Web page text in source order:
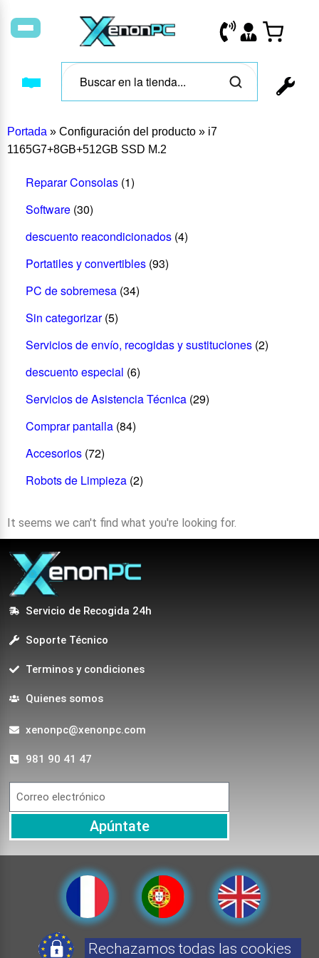
Portada » Configuración del producto » i7
1165G7+8GB+512GB SSD M.2
Reparar Consolas (1)
Software (30)
descuento reacondicionados (4)
Portatiles y convertibles (93)
PC de sobremesa (34)
Sin categorizar (5)
Servicios de envío, recogidas y sustituciones (2)
descuento especial (6)
Servicios de Asistencia Técnica (29)
Comprar pantalla (84)
Accesorios (72)
Robots de Limpieza (2)
It seems we can't find what you're looking for.
Servicio de Recogida 24h
Soporte Técnico
Terminos y condiciones
Quienes somos
xenonpc@xenonpc.com
981 90 41 47
Apúntate
Rechazamos todas las cookies